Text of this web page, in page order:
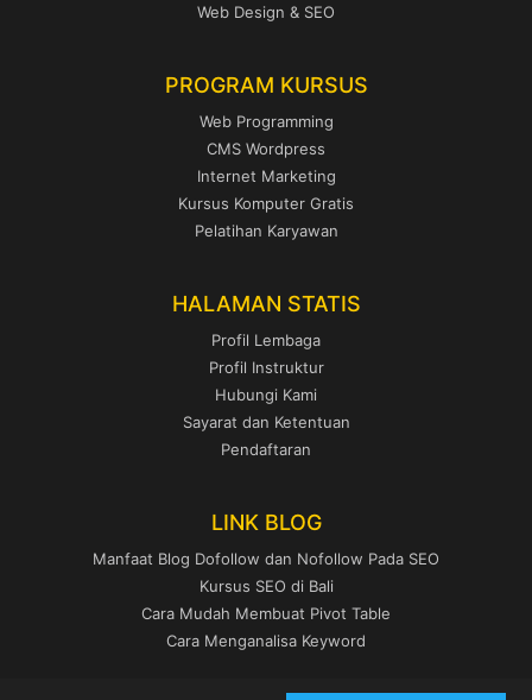
Web Design & SEO
PROGRAM KURSUS
Web Programming
CMS Wordpress
Internet Marketing
Kursus Komputer Gratis
Pelatihan Karyawan
HALAMAN STATIS
Profil Lembaga
Profil Instruktur
Hubungi Kami
Sayarat dan Ketentuan
Pendaftaran
LINK BLOG
Manfaat Blog Dofollow dan Nofollow Pada SEO
Kursus SEO di Bali
Cara Mudah Membuat Pivot Table
Cara Menganalisa Keyword